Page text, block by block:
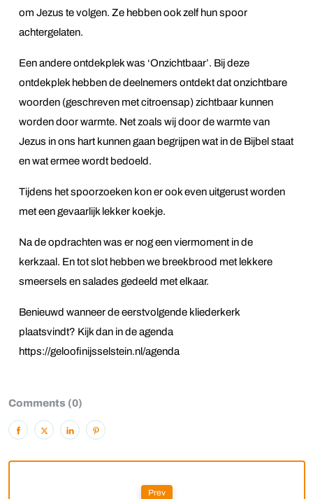
om Jezus te volgen. Ze hebben ook zelf hun spoor
achtergelaten.
Een andere ontdekplek was ‘Onzichtbaar’. Bij deze
ontdekplek hebben de deelnemers ontdekt dat onzichtbare
woorden (geschreven met citroensap) zichtbaar kunnen
worden door warmte. Net zoals wij door de warmte van
Jezus in ons hart kunnen gaan begrijpen wat in de Bijbel staat
en wat ermee wordt bedoeld.
Tijdens het spoorzoeken kon er ook even uitgerust worden
met een gevaarlijk lekker koekje.
Na de opdrachten was er nog een viermoment in de
kerkzaal. En tot slot hebben we breekbrood met lekkere
smeersels en salades gedeeld met elkaar.
Benieuwd wanneer de eerstvolgende kliederkerk
plaatsvindt? Kijk dan in de agenda
https://geloofinijsselstein.nl/agenda
Comments (0)
Prev